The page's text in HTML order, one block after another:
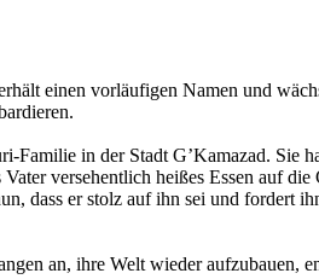
einen vorläufigen Namen und
Familie in der Stadt G’Kamazad.
versehentlich heißes Essen auf
dass er stolz auf ihn sei und
an, ihre Welt wieder aufzubauen,